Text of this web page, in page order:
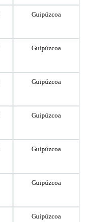
Guipúzcoa
Guipúzcoa
Guipúzcoa
Guipúzcoa
Guipúzcoa
Guipúzcoa
Guipúzcoa